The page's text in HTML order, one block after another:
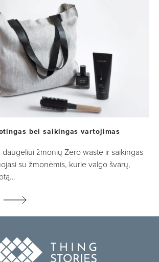
bei saikingas vartojimas
daugeliui žmonių Zero waste ir saikingas
su žmonėmis, kurie valgo švarų,